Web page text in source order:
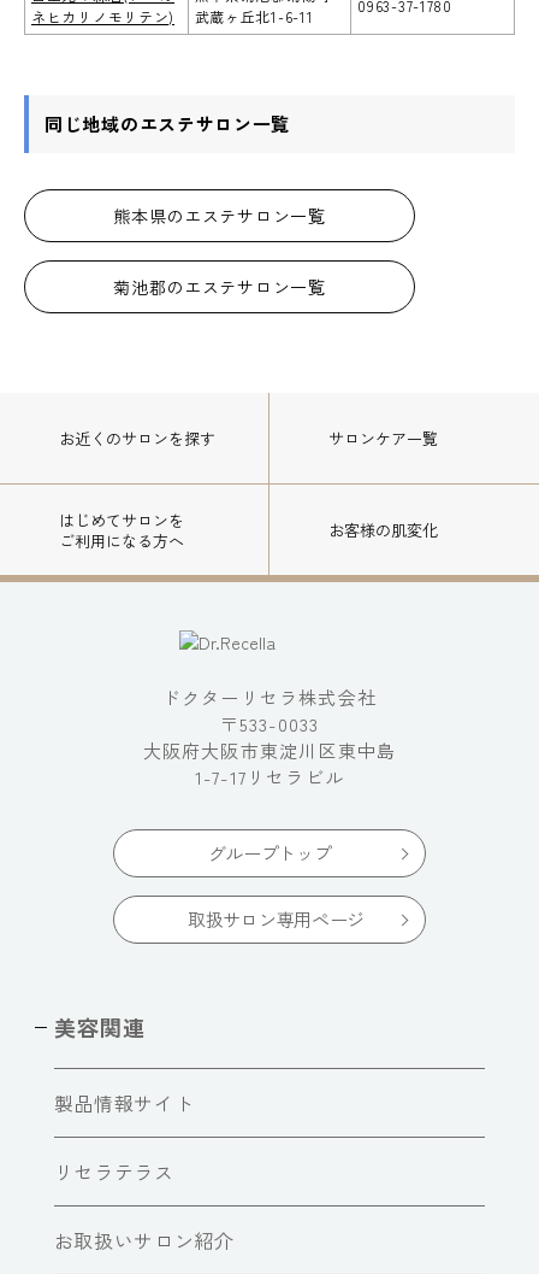
ネヒカリノモリテン)
武蔵ヶ丘北1-6-11
0963-37-1780
同じ地域のエステサロン一覧
熊本県のエステサロン一覧
菊池郡のエステサロン一覧
お近くのサロンを探す サロンケア一覧
はじめてサロンを
ご利用になる方へ
お客様の肌変化
ドクターリセラ株式会社
〒533-0033
大阪府大阪市東淀川区東中島
1-7-17リセラビル
グループトップ
取扱サロン専用ページ
美容関連
製品情報サイト
リセラテラス
お取扱いサロン紹介